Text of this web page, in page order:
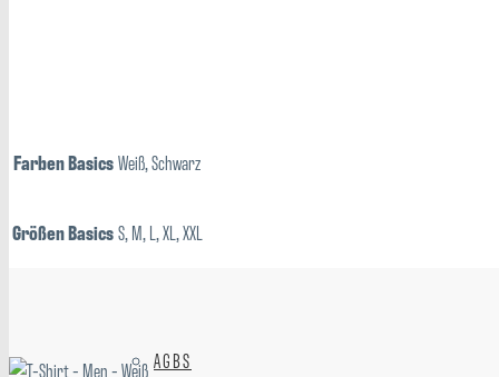
Farben BasicsWeiß, Schwarz
Größen BasicsS, M, L, XL, XXL
AGBS